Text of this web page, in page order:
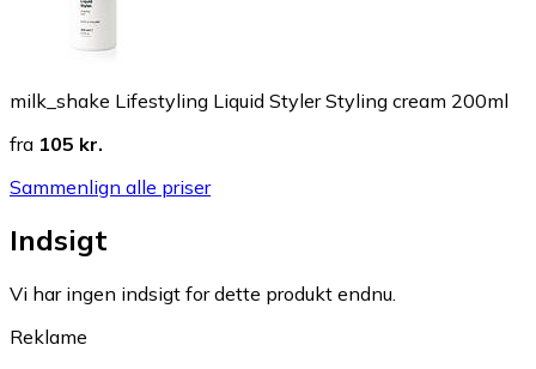
milk_shake Lifestyling Liquid Styler Styling cream 200ml
fra 105 kr.
Sammenlign alle priser
Indsigt
Vi har ingen indsigt for dette produkt endnu.
Reklame